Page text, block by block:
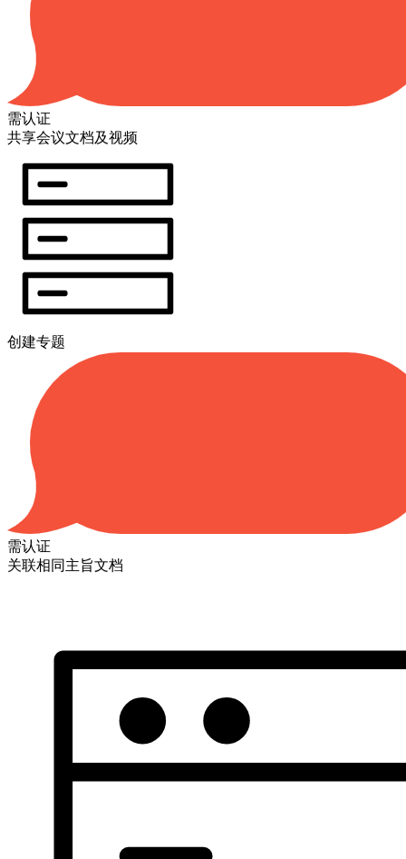
需认证
共享会议文档及视频
创建专题
需认证
关联相同主旨文档